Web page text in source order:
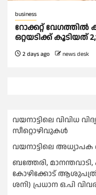
business
റോക്കറ്റ് വേഗത്തില്‍
ഒറ്റയടിക്ക് കൂടിയത്
2 days ago news desk
വയനാട്ടിലെ വിവിധ
സീറ്റൊഴിവുകൾ
വയനാട്ടിലെ
ബത്തേരി,
കോഴിക്കോട്
ശനി) പ്രധാന ഒ.പി